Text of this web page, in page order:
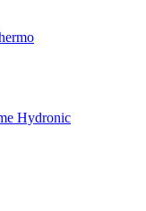
Hydronic